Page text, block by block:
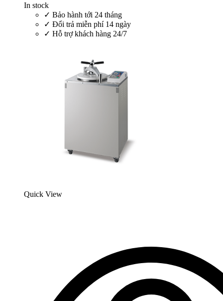
In stock
✓ Bảo hành tới 24 tháng
✓ Đổi trả miễn phí 14 ngày
✓ Hỗ trợ khách hàng 24/7
Quick View